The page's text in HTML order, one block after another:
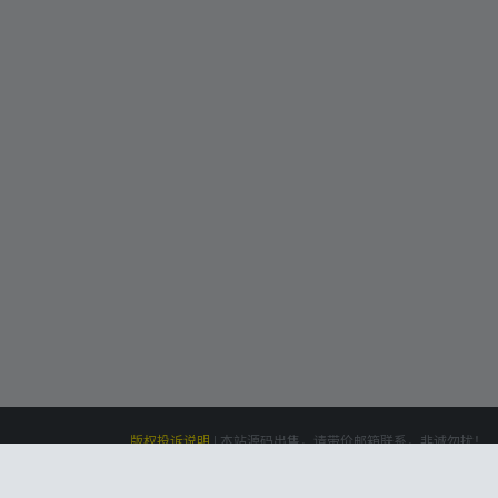
版权投诉说明|本站源码出售，请带价邮箱联系，非诚勿扰！